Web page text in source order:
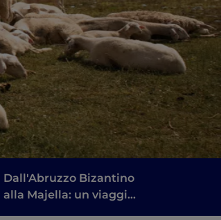
Dall'Abruzzo Bizantino
alla Majella: un viaggio